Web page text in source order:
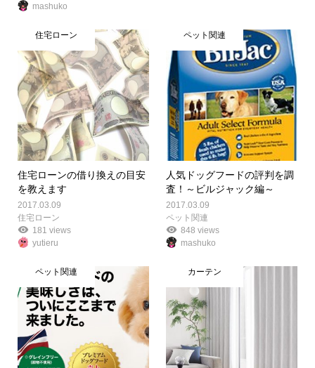
mashuko
住宅ローン
住宅ローンの借り換えの目安
を教えます
2017.03.09
住宅ローン
181 views
yutieru
ペット関連
人気ドッグフードの評判を調
査！～ビルジャック編～
2017.03.09
ペット関連
848 views
mashuko
ペット関連 カーテン